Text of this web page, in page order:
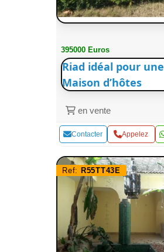
395000 Euros
Riad idéal pour une
Maison d’hôtes
en vente
Contacter Appelez
Ref: R55TT43E